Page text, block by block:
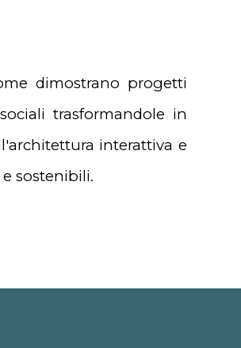
dimostrano progetti
trasformandole in
interattiva e
sostenibili.